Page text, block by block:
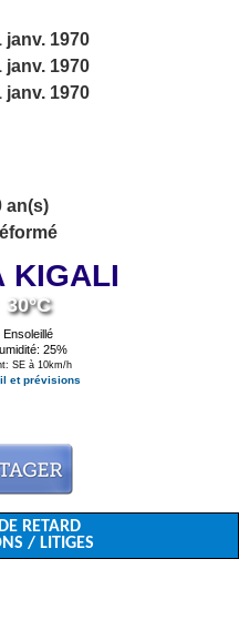
janv. 1970
janv. 1970
janv. 1970
an(s)
KIGALI
30°C
Ensoleillé
25%
SE à 10km/h
et prévisions
RETARD
/ LITIGES